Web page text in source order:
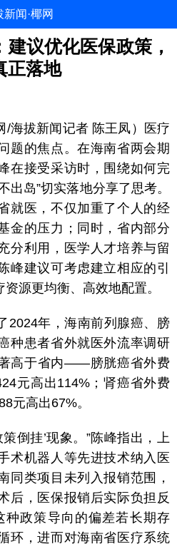
新闻·椰网
议优化医保政策，
正落地
/海拔新闻记者 陈王凤）医疗
题的焦点。在海南省两会期
在接受采访时，围绕如何完
出岛”切实落地分享了思考。
就医，不仅加重了个人的经
金的压力；同时，省内部分
分利用，医学人才培养与留
峰建议可考虑建立相应的引
源更均衡、高效地配置。
2024年，海南前列腺癌、膀
种患者省外就医外流率调研
高于省内——膀胱癌省外费
元高出114%；肾癌省外费
元高出67%。
倒挂’现象。”陈峰指出，上
术机器人等先进技术纳入医
同类项目未列入报销范围，
后，医保报销后实际负担反
种政策导向的偏差若长期存
环，进而对海南省医疗系统